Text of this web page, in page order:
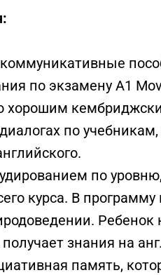
по экзамену A1
хорошим
по
по
курса. В
Ребенок
получает знания на
память,